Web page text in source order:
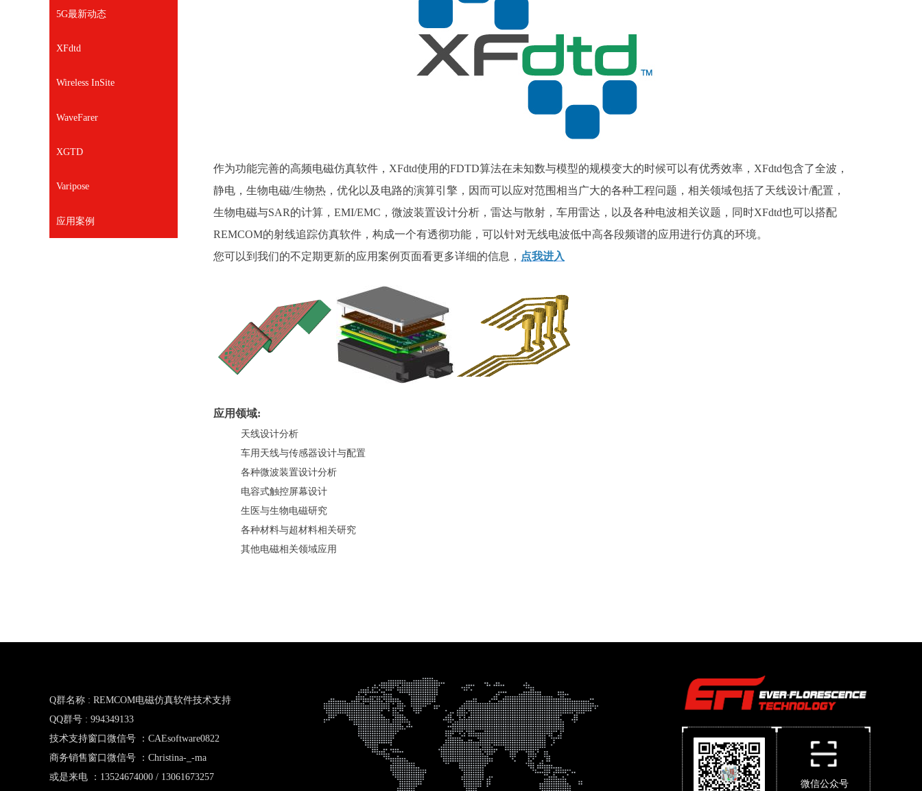
作为功能完善的高频电磁仿真软件，XFdtd使用的FDTD算法在未知数与模型的规模变大的时候可以有优秀效率，XFdtd包含了全波，
静电，生物电磁/生物热，优化以及电路的演算引擎，因而可以应对范围相当广大的各种工程问题，相关领域包括了天线设计/配置，
生物电磁与SAR的计算，EMI/EMC，微波装置设计分析，雷达与散射，车用雷达，以及各种电波相关议题，同时XFdtd也可以搭配
REMCOM的射线追踪仿真软件，构成一个有透彻功能，可以针对无线电波低中高各段频谱的应用进行仿真的环境。
您可以到我们的不定期更新的应用案例页面看更多详细的信息， 点我进入
应用领域:
天线设计分析
车用天线与传感器设计与配置
各种微波装置设计分析
电容式触控屏幕设计
生医与生物电磁研究
各种材料与超材料相关研究
其他电磁相关领域应用
5G最新动态
XFdtd
Wireless InSite
WaveFarer
XGTD
Varipose
应用案例
微信公众号
Q群名称 : REMCOM电磁仿真软件技术支持
QQ群号 : 994349133
技术支持窗口微信号 ：CAEsoftware0822
商务销售窗口微信号 ：Christina-_-ma
或是来电 ：13524674000 / 13061673257